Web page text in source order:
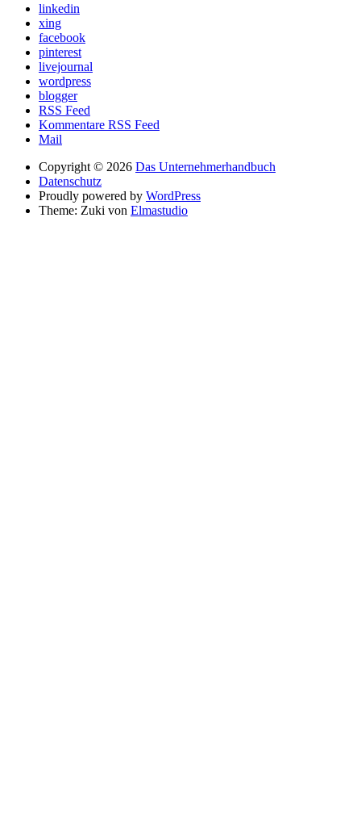
linkedin
xing
facebook
pinterest
livejournal
wordpress
blogger
RSS Feed
Kommentare RSS Feed
Mail
Copyright © 2026 Das Unternehmerhandbuch
Datenschutz
Proudly powered by WordPress
Theme: Zuki von Elmastudio